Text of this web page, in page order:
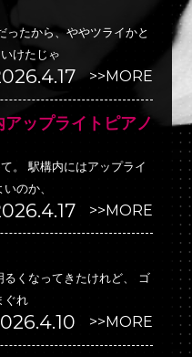
たから、ややツライかと
けたじゃ
>>MORE
ップライトピアノ
。 駅構内にはアップライ
のか、
>>MORE
くなってきたけれど、 ゴ
ぐれ
>>MORE